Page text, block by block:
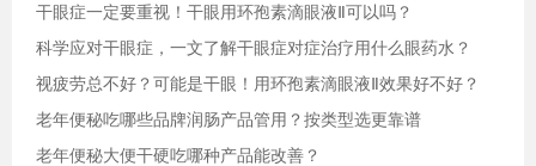
干眼症一定要重视！干眼用环孢素滴眼液Ⅱ可以吗？
科学应对干眼症，一文了解干眼症对症治疗用什么眼药水？
视疲劳总不好？可能是干眼！用环孢素滴眼液Ⅱ效果好不好？
老年便秘吃哪些品牌润肠产品管用？按类型选更靠谱
老年便秘大便干硬吃哪种产品能改善？